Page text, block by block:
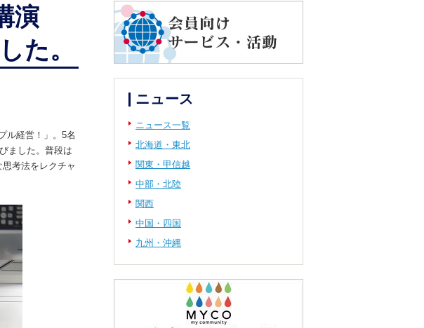
演
た。
ル経営！」。 5名
ました。普段は
考法をレクチャ
ニュース
ニュース一覧
北海道・東北
関東・甲信越
中部・北陸
関西
中国・四国
九州・沖縄